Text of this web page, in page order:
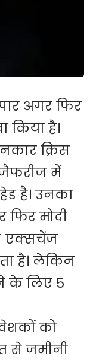
अगर फिर
किया है।
क्रिस
जैफरीज में
है। उनका
फिर मोदी
एक्सचेंज
है। लेकिन
के लिए 5
को
से जमीनी